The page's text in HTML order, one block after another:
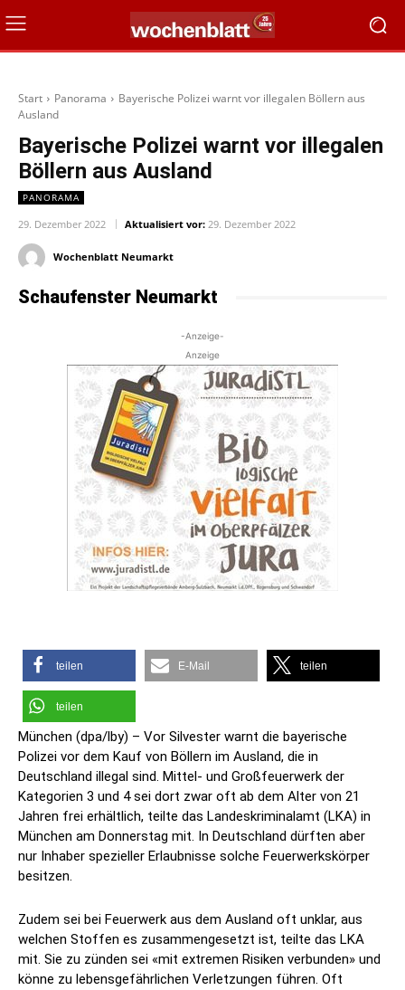
Start Panorama
Bayerische Polizei warnt vor illegalen Böllern aus
Ausland
Bayerische Polizei warnt vor illegalen
Böllern aus Ausland
PANORAMA
29. Dezember 2022 Aktualisiert vor: 29. Dezember 2022
Wochenblatt Neumarkt
Schaufenster Neumarkt
-Anzeige-
Anzeige
teilen E-Mail teilen
teilen
München (dpa/lby) – Vor Silvester warnt die bayerische
Polizei vor dem Kauf von Böllern im Ausland, die in
Deutschland illegal sind. Mittel- und Großfeuerwerk der
Kategorien 3 und 4 sei dort zwar oft ab dem Alter von 21
Jahren frei erhältlich, teilte das Landeskriminalamt (LKA) in
München am Donnerstag mit. In Deutschland dürften aber
nur Inhaber spezieller Erlaubnisse solche Feuerwerkskörper
besitzen.
Zudem sei bei Feuerwerk aus dem Ausland oft unklar, aus
welchen Stoffen es zusammengesetzt ist, teilte das LKA
mit. Sie zu zünden sei «mit extremen Risiken verbunden» und
könne zu lebensgefährlichen Verletzungen führen. Oft